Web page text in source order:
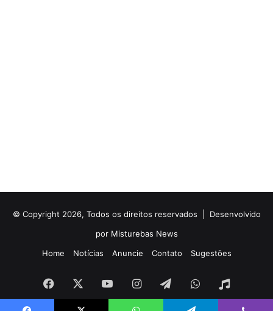
© Copyright 2026, Todos os direitos reservados | Desenvolvido
por Misturebas News
Home
Notícias Anuncie Contato Sugestões
Facebook YouTubeInstagramTelegramWhatsApp